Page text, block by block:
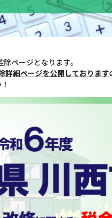
ページとなります。
詳細ページを公開しております